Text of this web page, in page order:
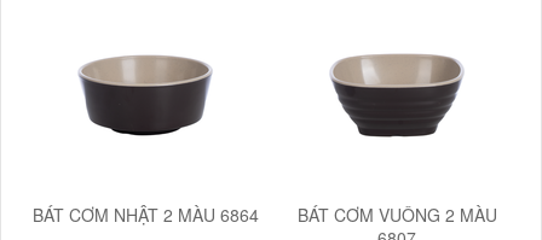
BÁT CƠM NHẬT 2 MÀU 6864
BÁT CƠM VUÔNG 2 MÀU